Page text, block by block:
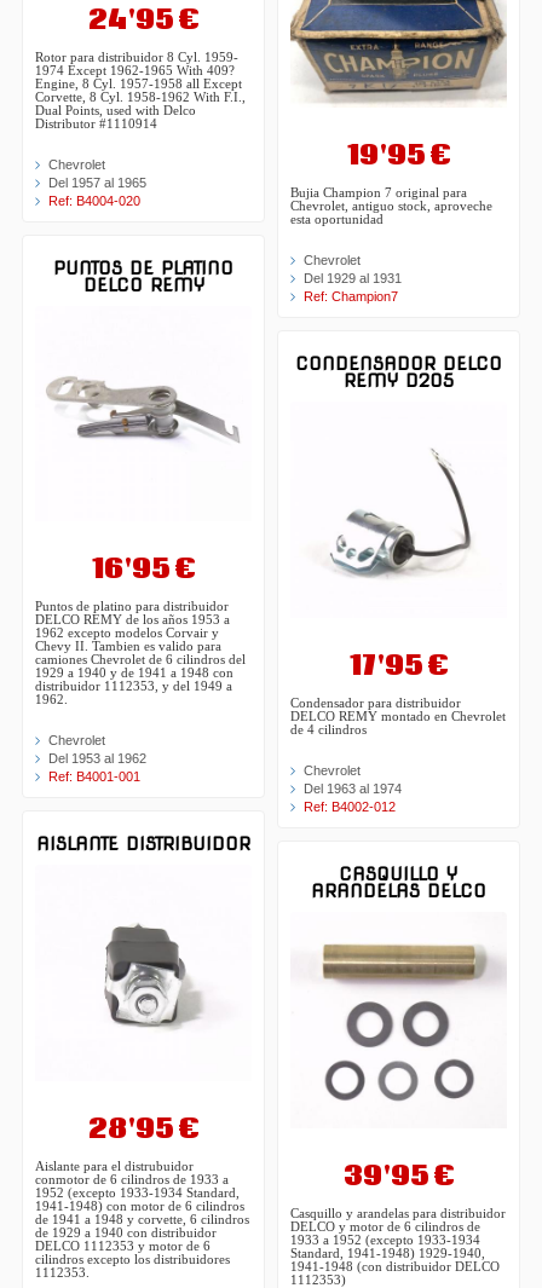
24'95 €
Rotor para distribuidor 8 Cyl. 1959-
1974 Except 1962-1965 With 409?
Engine, 8 Cyl. 1957-1958 all Except
Corvette, 8 Cyl. 1958-1962 With F.I.,
Dual Points, used with Delco
Distributor #1110914
Chevrolet
Del 1957 al 1965
Ref: B4004-020
PUNTOS DE PLATINO
DELCO REMY
16'95 €
Puntos de platino para distribuidor
DELCO REMY de los años 1953 a
1962 excepto modelos Corvair y
Chevy II. Tambien es valido para
camiones Chevrolet de 6 cilindros del
1929 a 1940 y de 1941 a 1948 con
distribuidor 1112353, y del 1949 a
1962.
Chevrolet
Del 1953 al 1962
Ref: B4001-001
AISLANTE DISTRIBUIDOR
28'95 €
Aislante para el distrubuidor
conmotor de 6 cilindros de 1933 a
1952 (excepto 1933-1934 Standard,
1941-1948) con motor de 6 cilindros
de 1941 a 1948 y corvette, 6 cilindros
de 1929 a 1940 con distribuidor
DELCO 1112353 y motor de 6
cilindros excepto los distribuidores
1112353.
19'95 €
Bujia Champion 7 original para
Chevrolet, antiguo stock, aproveche
esta oportunidad
Chevrolet
Del 1929 al 1931
Ref: Champion7
CONDENSADOR DELCO
REMY D205
17'95 €
Condensador para distribuidor
DELCO REMY montado en Chevrolet
de 4 cilindros
Chevrolet
Del 1963 al 1974
Ref: B4002-012
CASQUILLO Y
ARANDELAS DELCO
39'95 €
Casquillo y arandelas para distribuidor
DELCO y motor de 6 cilindros de
1933 a 1952 (excepto 1933-1934
Standard, 1941-1948) 1929-1940,
1941-1948 (con distribuidor DELCO
1112353)